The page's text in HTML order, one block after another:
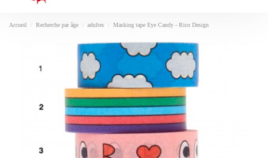
Accueil Recherche par âge adultes Masking tape Eye Candy - Rico Design